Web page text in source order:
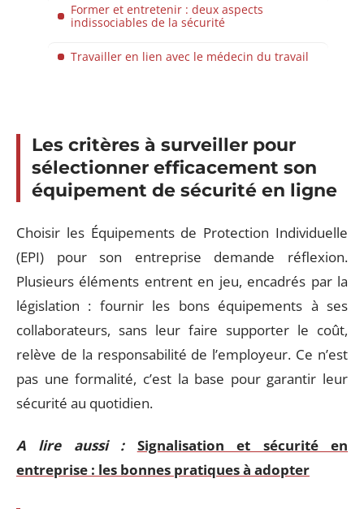
Former et entretenir : deux aspects
indissociables de la sécurité
Travailler en lien avec le médecin du travail
Les critères à surveiller pour
sélectionner efficacement son
équipement de sécurité en ligne
Choisir les Équipements de Protection Individuelle
(EPI) pour son entreprise demande réflexion.
Plusieurs éléments entrent en jeu, encadrés par la
législation : fournir les bons équipements à ses
collaborateurs, sans leur faire supporter le coût,
relève de la responsabilité de l’employeur. Ce n’est
pas une formalité, c’est la base pour garantir leur
sécurité au quotidien.
A lire aussi :
Signalisation et sécurité en
entreprise : les bonnes pratiques à adopter